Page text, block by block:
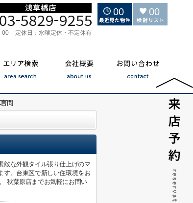
00 定休日： 水曜定休・不定休有
00 00
問
敵な外観タイル張り仕上げのマ
す。台東区で新しい住環境をお
秋葉原店までお気軽にお問い